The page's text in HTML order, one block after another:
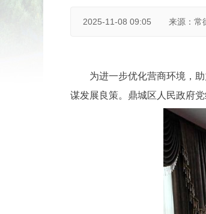
2025-11-08 09:05 来源：常
为进一步优化营商环境，
谋发展良策。鼎城区人民政府